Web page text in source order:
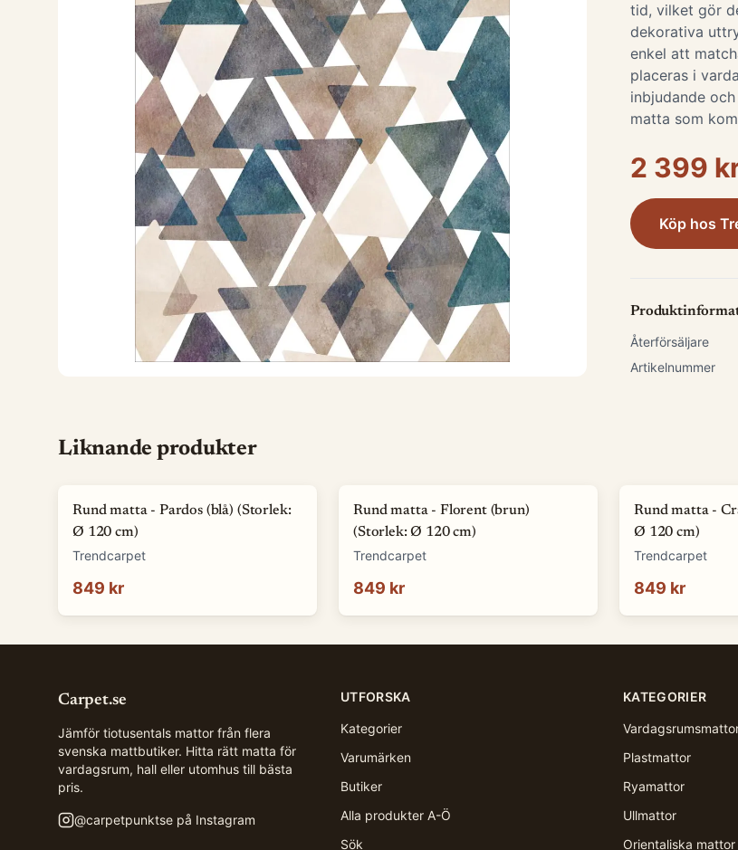
tid, vilket gör
dekorativa
enkel att
placeras i
inbjudande
matta som
2 399
Köp hos
Återförsäljare
Artikelnummer
Liknande produkter
Rund matta - Pardos (blå) (Storlek:
Ø 120 cm)
Trendcarpet
849 kr
Rund matta - Florent (brun)
(Storlek: Ø 120 cm)
Trendcarpet
849 kr
Rund matta -
Ø 120 cm)
Trendcarpet
849 kr
Carpet.se
Jämför tiotusentals mattor från flera
svenska mattbutiker. Hitta rätt matta för
vardagsrum, hall eller utomhus till bästa
pris.
@carpetpunktse på Instagram
UTFORSKA
Kategorier
Varumärken
Butiker
Alla produkter A-Ö
Sök
KATEGORIER
Plastmattor
Ryamattor
Ullmattor
Orientaliska mattor